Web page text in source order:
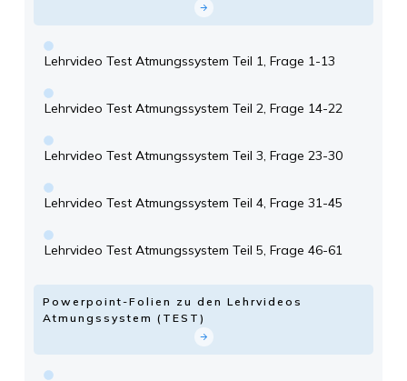
Lehrvideo Test Atmungssystem Teil 1, Frage 1-13
Lehrvideo Test Atmungssystem Teil 2, Frage 14-22
Lehrvideo Test Atmungssystem Teil 3, Frage 23-30
Lehrvideo Test Atmungssystem Teil 4, Frage 31-45
Lehrvideo Test Atmungssystem Teil 5, Frage 46-61
Powerpoint-Folien zu den Lehrvideos
Atmungssystem (TEST)